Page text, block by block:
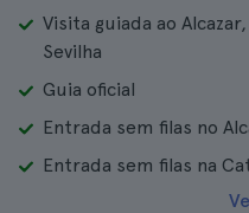
Visita guiada ao
Sevilha
Guia oficial
Entrada sem filas no
Entrada sem filas na